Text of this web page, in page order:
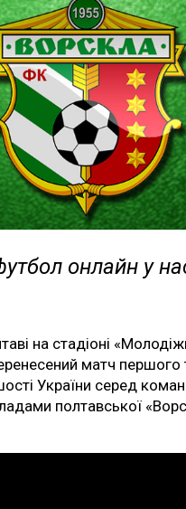
онлайн у
на стадіоні
матч першого
України серед
полтавської